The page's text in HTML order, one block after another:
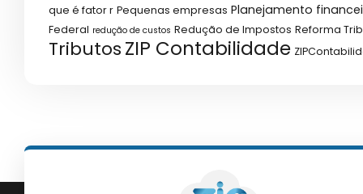
que é fator r Pequenas empresas Planejamento
Federal redução de custos Redução de Impostos Reforma
TributosZIP Contabilidade